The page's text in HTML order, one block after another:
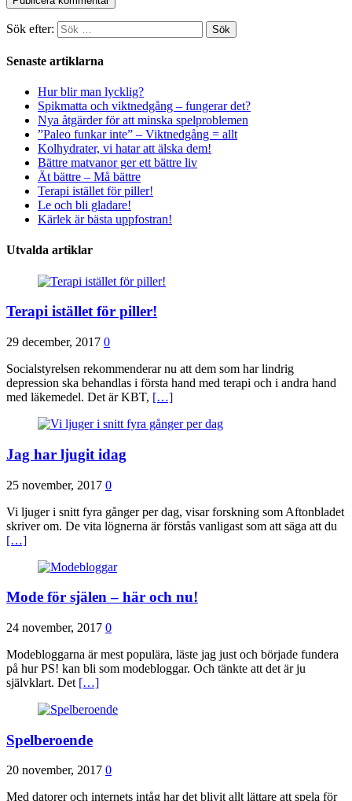
Sök efter:
Senaste artiklarna
Hur blir man lycklig?
Spikmatta och viktnedgång – fungerar det?
Nya åtgärder för att minska spelproblemen
”Paleo funkar inte” – Viktnedgång = allt
Kolhydrater, vi hatar att älska dem!
Bättre matvanor ger ett bättre liv
Ät bättre – Må bättre
Terapi istället för piller!
Le och bli gladare!
Kärlek är bästa uppfostran!
Utvalda artiklar
Terapi istället för piller!
29 december, 2017 0
Socialstyrelsen rekommenderar nu att dem som har lindrig
depression ska behandlas i första hand med terapi och i andra hand
med läkemedel. Det är KBT, […]
Jag har ljugit idag
25 november, 2017 0
Vi ljuger i snitt fyra gånger per dag, visar forskning som Aftonbladet
skriver om. De vita lögnerna är förstås vanligast som att säga att du
[…]
Mode för själen – här och nu!
24 november, 2017 0
Modebloggarna är mest populära, läste jag just och började fundera
på hur PS! kan bli som modebloggar. Och tänkte att det är ju
självklart. Det […]
Spelberoende
20 november, 2017 0
Med datorer och internets intåg har det blivit allt lättare att spela för